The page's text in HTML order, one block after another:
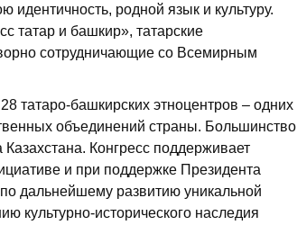
идентичность, родной язык и культуру.
татар и башкир», татарские
сотрудничающие со Всемирным
татаро-башкирских этноцентров – одних
объединений страны. Большинство
Конгресс поддерживает
и при поддержке Президента
дальнейшему развитию уникальной
культурно-исторического наследия